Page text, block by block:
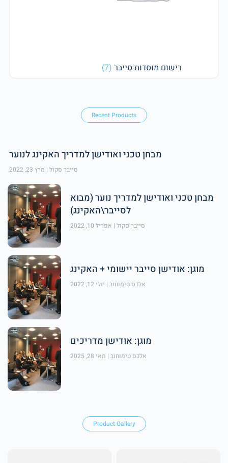
רישום מוסדות סייבר(7)
Recent Products
מבחן טכני ואודישן למדריך האקינג לנוער
סייבר סקולמרץ 23, 2022
מבחן טכני ואודישן למדריך נוער (מבוא
לסייבר\האקינג)
סייבר סקולאפריל 10, 2022
מוגן: אודישן סייבר יישומי + האקינג
אלכס טימוחוביולי 12, 2022
מוגן: אודישן מדריכים
אלכס טימוחובמאי 28, 2025
Product Gallery